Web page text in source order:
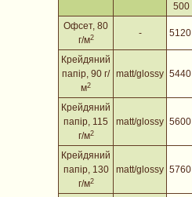
500
Офсет, 80
г/м2 - 5120
Крейдяний
папір, 90 г/
м2
matt/glossy 5440
Крейдяний
папір, 115
г/м2
matt/glossy 5600
Крейдяний
папір, 130
г/м2
matt/glossy 5760